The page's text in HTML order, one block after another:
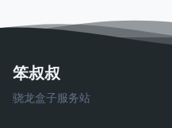
笨叔叔
骁龙盒子服务站